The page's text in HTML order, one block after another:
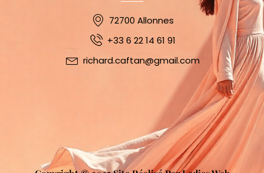
72700 Allonnes
+33 6 22 14 61 91
richard.caftan@gmail.com